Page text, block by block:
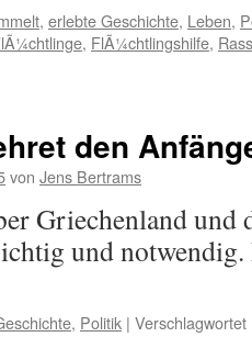
, erlebte Geschichte, Leben,
, FlÃ¼chtlingshilfe,
den
von Jens Bertrams
Griechenland und
und
, Politik | Verschlagwortet